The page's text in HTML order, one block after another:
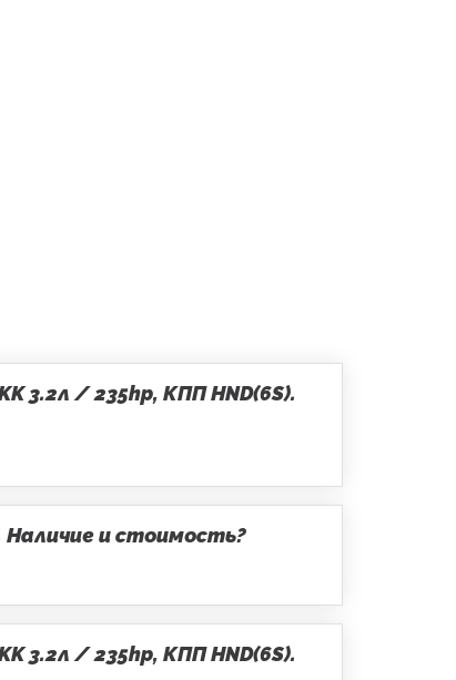
3.2л / 235hp, КПП HND(6S).
Наличие и стоимость?
3.2л / 235hp, КПП HND(6S).